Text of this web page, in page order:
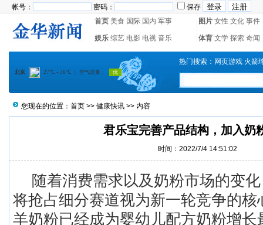
帐号： 密码：
保存
首页 美食 国际 国内 军事 图片 女性 文化 事件
娱乐 综艺 电影 电视 音乐 体育 文学 探索 奇闻
热门搜索： 网页游戏 火箭
您现在的位置： 首页 >> 健康快讯 >> 内容
君乐宝完善产品结构，加入奶
时间：2022/7/4 14:51:02
随着消费需求以及奶粉市场的变
将抢占细分赛道视为新一轮竞争的
羊奶粉已经成为婴幼儿配方奶粉增